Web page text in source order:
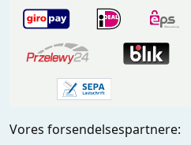
Vores forsendelsespartnere: